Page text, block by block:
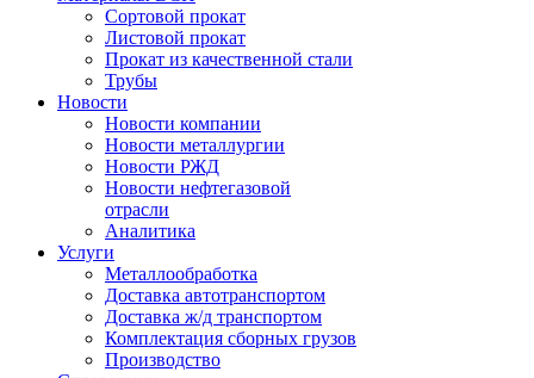
Сортовой прокат
Листовой прокат
Прокат из качественной стали
Трубы
Новости
Новости компании
Новости металлургии
Новости РЖД
Новости нефтегазовой
отрасли
Аналитика
Услуги
Металлообработка
Доставка автотранспортом
Доставка ж/д транспортом
Комплектация сборных грузов
Производство